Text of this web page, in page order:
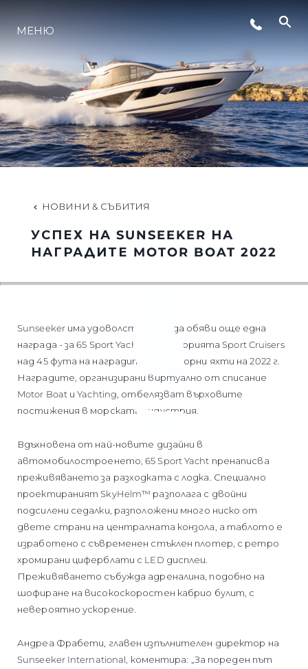
ЛАЙФСТАЙЛ
ИНОВАЦИЯ
КОМПАНИЯТА
ЕКИПЪТ
НАСЛЕДСТВО
МЕНЮ
НОВИНИ & СЪБИТИЯ
УСПЕХ НА SUNSEEKER НА
НАГРАДИТЕ MOTOR BOAT 2022
Sunseeker има удоволствието да обяви още една
награда - за 65 Sport Yacht в категорията Sport Cruisers
над 45 фута на наградите за моторни яхти на 2022 г.
Наградите, организирани виртуално от списание
Motor Boat и Yachting, отбелязват върховите
постижения в морската индустрия.
Вдъхновена от най-новите дизайни в
автомобилостроенето, 65 Sport Yacht пренаписва
преживяването за разходката с лодка. Специално
проектираният SkyHelm™ разполага с двойни
подсилени седалки, разположени много ниско от
двете страни на централната конзола, а таблото е
изработено с съвременен стъклен плотер, с ретро
хромирани циферблати с LED дисплеи.
Преживяването събужда адреналина, подобно на
шофиране на високоскоростен кабрио булит, с
невероятно ускорение.
Андреа Фрабети, главен изпълнителен директор на
Sunseeker International, коментира: „За пореден път